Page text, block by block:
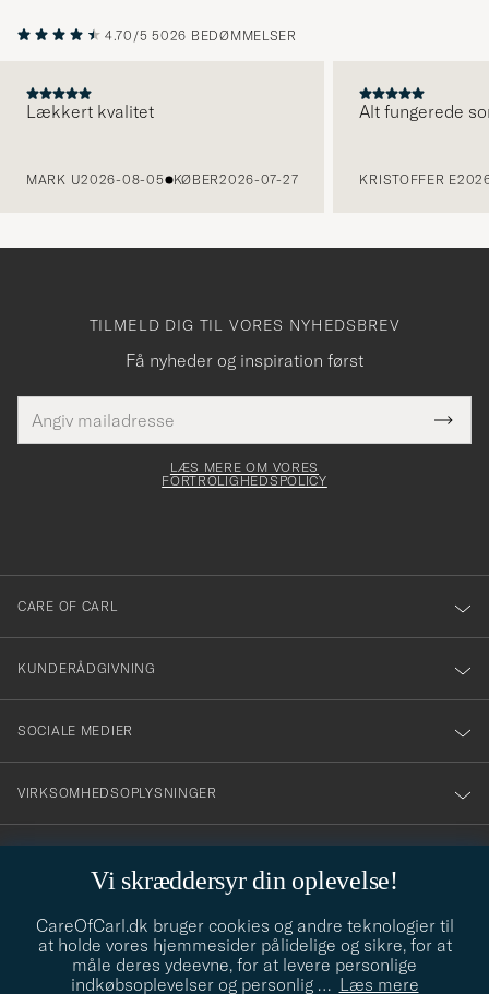
4.70/5 5026 BEDØMMELSER
Lækkert kvalitet
MARK U2026-08-05 KØBER2026-07-27
Alt fungerede
KRISTOFFER E
Vi skræddersyr din oplevelse!
CareOfCarl.dk bruger cookies og andre teknologier til
at holde vores hjemmesider pålidelige og sikre, for at
måle deres ydeevne, for at levere personlige
indkøbsoplevelser og personlig … Læs mere
TILMELD DIG TIL VORES NYHEDSBREV
Få nyheder og inspiration først
mailadresse
skal
Tack
för
dig
till
vårt
nyhetsbrev!
LÆS MERE OM VORES
FORTROLIGHEDSPOLICY
CARE OF CARL
KUNDERÅDGIVNING
SOCIALE MEDIER
VIRKSOMHEDSOPLYSNINGER
info@careofcarl.dk
Behøver du hjælp til at finde din stil? Lad os hjælpe dig, vi hjælper
gerne til!
STILRÅD